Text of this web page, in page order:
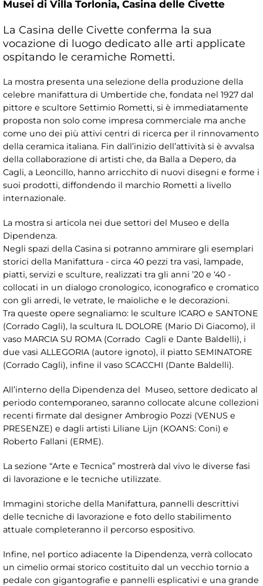
Musei di Villa Torlonia, Casina delle Civette
La Casina delle Civette conferma la sua
vocazione di luogo dedicato alle arti applicate
ospitando le ceramiche Rometti.
La mostra presenta una selezione della produzione della
celebre manifattura di Umbertide che, fondata nel 1927 dal
pittore e scultore Settimio Rometti, si è immediatamente
proposta non solo come impresa commerciale ma anche
come uno dei più attivi centri di ricerca per il rinnovamento
della ceramica italiana. Fin dall’inizio dell’attività si è avvalsa
della collaborazione di artisti che, da Balla a Depero, da
Cagli, a Leoncillo, hanno arricchito di nuovi disegni e forme i
suoi prodotti, diffondendo il marchio Rometti a livello
internazionale.
La mostra si articola nei due settori del Museo e della
Dipendenza.
Negli spazi della Casina si potranno ammirare gli esemplari
storici della Manifattura - circa 40 pezzi tra vasi, lampade,
piatti, servizi e sculture, realizzati tra gli anni ’20 e ‘40 -
collocati in un dialogo cronologico, iconografico e cromatico
con gli arredi, le vetrate, le maioliche e le decorazioni.
Tra queste opere segnaliamo: le sculture ICARO e SANTONE
(Corrado Cagli), la scultura IL DOLORE (Mario Di Giacomo), il
vaso MARCIA SU ROMA (Corrado Cagli e Dante Baldelli), i
due vasi ALLEGORIA (autore ignoto), il piatto SEMINATORE
(Corrado Cagli), infine il vaso SCACCHI (Dante Baldelli).
All’interno della Dipendenza del Museo, settore dedicato al
periodo contemporaneo, saranno collocate alcune collezioni
recenti firmate dal designer Ambrogio Pozzi (VENUS e
PRESENZE) e dagli artisti Liliane Lijn (KOANS: Coni) e
Roberto Fallani (ERME).
La sezione “Arte e Tecnica” mostrerà dal vivo le diverse fasi
di lavorazione e le tecniche utilizzate.
Immagini storiche della Manifattura, pannelli descrittivi
delle tecniche di lavorazione e foto dello stabilimento
attuale completeranno il percorso espositivo.
Infine, nel portico adiacente la Dipendenza, verrà collocato
un cimelio ormai storico costituito dal un vecchio tornio a
pedale con gigantografie e pannelli esplicativi e una grande